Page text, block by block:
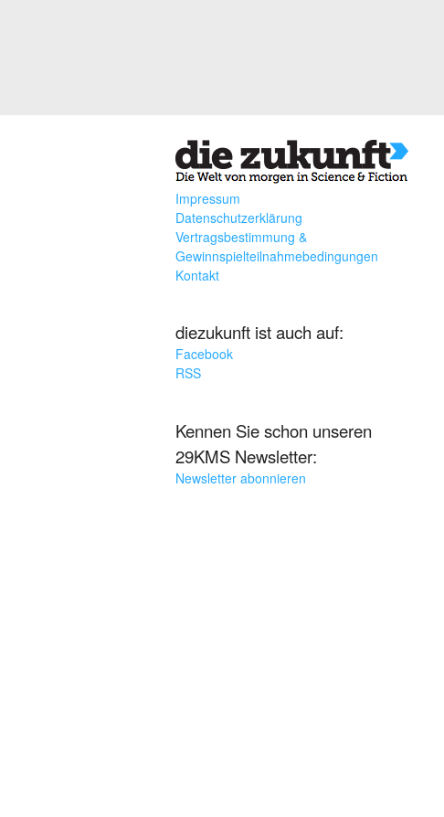
Impressum
Datenschutzerklärung
Vertragsbestimmung &
Gewinnspielteilnahmebedingungen
Kontakt
diezukunft ist auch auf:
Facebook
RSS
Kennen Sie schon unseren
29KMS Newsletter:
Newsletter abonnieren